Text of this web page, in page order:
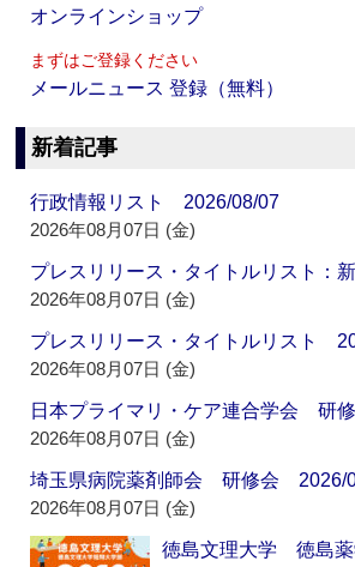
オンラインショップ
まずはご登録ください
メールニュース 登録（無料）
新着記事
行政情報リスト 2026/08/07
2026年08月07日 (金)
プレスリリース・タイトルリスト：
2026年08月07日 (金)
プレスリリース・タイトルリスト
2026年08月07日 (金)
日本プライマリ・ケア連合学会 研
2026年08月07日 (金)
埼玉県病院薬剤師会 研修会 2026/
2026年08月07日 (金)
徳島文理大学 徳島